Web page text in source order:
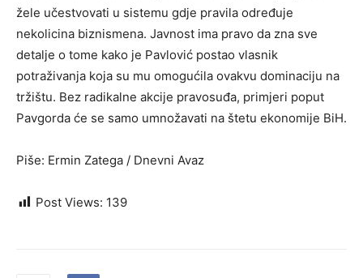
žele učestvovati u sistemu gdje pravila određuje
nekolicina biznismena. Javnost ima pravo da zna sve
detalje o tome kako je Pavlović postao vlasnik
potraživanja koja su mu omogućila ovakvu dominaciju na
tržištu. Bez radikalne akcije pravosuđa, primjeri poput
Pavgorda će se samo umnožavati na štetu ekonomije BiH.
Piše: Ermin Zatega / Dnevni Avaz
Post Views: 139